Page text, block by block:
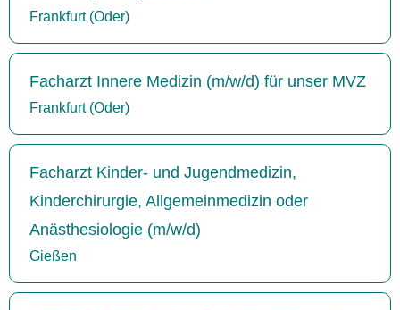
Frankfurt (Oder)
Facharzt Innere Medizin (m/w/d) für unser MVZ
Frankfurt (Oder)
Facharzt Kinder- und Jugendmedizin,
Kinderchirurgie, Allgemeinmedizin oder
Anästhesiologie (m/w/d)
Gießen